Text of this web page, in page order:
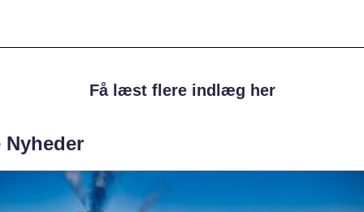
Få læst flere indlæg her
Nyheder